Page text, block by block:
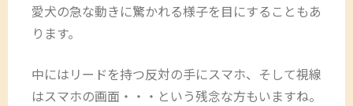
愛犬の急な動きに驚かれる様子を目にすることもあ
ります。
中にはリードを持つ反対の手にスマホ、そして視線
はスマホの画面・・・という残念な方もいますね。